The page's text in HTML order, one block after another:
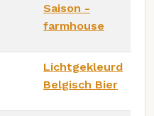
Saison -
farmhouse
Lichtgekleurd
Belgisch Bier